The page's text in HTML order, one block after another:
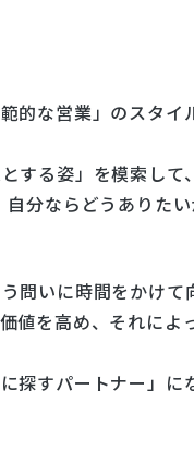
的な営業」のスタ
する姿」を模索し
分ならどうありた
問いに時間をかけ
値を高め、それに
すパートナー」に